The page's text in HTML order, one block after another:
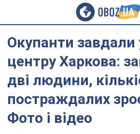
Окупанти завдали
центру Харкова:
дві людини,
постраждалих
Фото і відео